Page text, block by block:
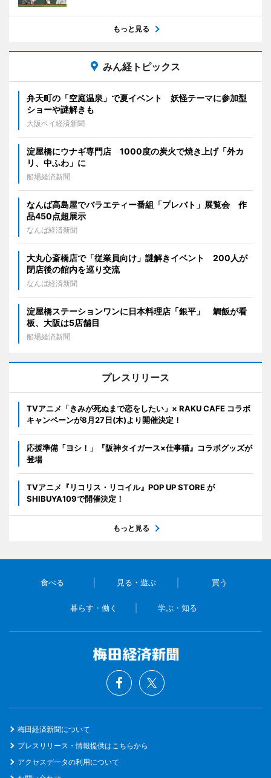
もっと見る
みん経トピックス
弁天町の「空庭温泉」で夏イベント 妖怪テーマに参加型
ショーや謎解きも
大阪ベイ経済新聞
淀屋橋にウナギ専門店 1000度の炭火で焼き上げ「外カ
リ、中ふわ」に
船場経済新聞
なんば高島屋でバラエティー番組「プレバト」展覧会 作
品450点超展示
なんば経済新聞
大丸心斎橋店で「従業員向け」謎解きイベント 200人が
閉店後の館内を巡り交流
なんば経済新聞
淀屋橋ステーションワンに日本料理店「銀平」 鯛飯が看
板、大阪は5店舗目
船場経済新聞
プレスリリース
TVアニメ「きみが死ぬまで恋をしたい」× RAKU CAFE コラボ
キャンペーンが8月27日(木)より開催決定！
応援準備「ヨシ！」『阪神タイガース×仕事猫』コラボグッズが
登場
TVアニメ『リコリス・リコイル』POP UP STORE が
SHIBUYA109で開催決定！
もっと見る
食べる 見る・遊ぶ 買う
暮らす・働く 学ぶ・知る
梅田経済新聞について
プレスリリース・情報提供はこちらから
アクセスデータの利用について